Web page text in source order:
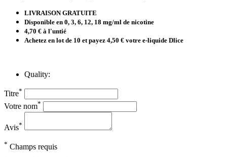
LIVRAISON GRATUITE
Disponible en 0, 3, 6, 12, 18 mg/ml de nicotine
4,70 € à l'untié
Achetez en lot de 10 et payez 4,50 € votre e-liquide Dlice
Quality:
Titre*
Votre nom*
Avis*
* Champs requis